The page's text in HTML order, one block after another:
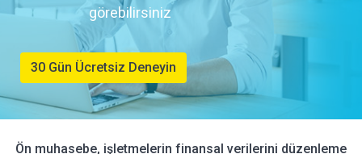
görebilirsiniz
30 Gün Ücretsiz Deneyin
Ön muhasebe, işletmelerin finansal verilerini düzenleme